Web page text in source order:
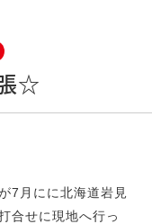
☆
7月にに北海道岩見
合せに現地へ行っ